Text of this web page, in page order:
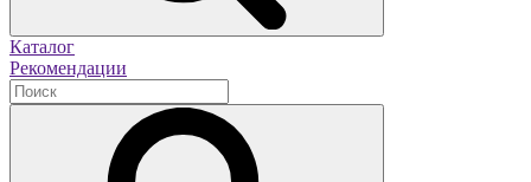
Каталог
Рекомендации